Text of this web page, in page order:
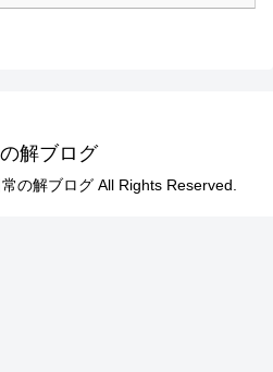
解ブログ
の解ブログ All Rights Reserved.